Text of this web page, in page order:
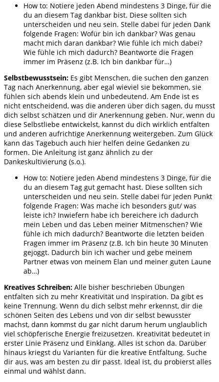
How to: Notiere jeden Abend mindestens 3 Dinge, für die
du an diesem Tag dankbar bist. Diese sollten sich
unterscheiden und neu sein. Stelle dabei für jeden Dank
folgende Fragen: Wofür bin ich dankbar? Was genau
macht mich daran dankbar? Wie fühle ich mich dabei?
Wie fühle ich mich dadurch? Beantworte die Fragen
immer im Präsenz (z.B. Ich bin dankbar für…)
Selbstbewusstsein: Es gibt Menschen, die suchen den ganzen
Tag nach Anerkennung, aber egal wieviel sie bekommen, sie
fühlen sich abends klein und unbedeutend. Am Ende ist es
nicht entscheidend, was die anderen über dich sagen, du musst
dich selbst schätzen und dir Anerkennung geben. Nur, wenn du
diese Selbstliebe entwickelst, kannst du dich wirklich entfalten
und anderen aufrichtige Anerkennung weitergeben. Zum Glück
kann das Tagebuch auch hier helfen deine Gedanken zu
formen. Die Anleitung ist ganz ähnlich zu der
Dankeskultivierung (s.o.).
How to: Notiere jeden Abend mindestens 3 Dinge, für die
du an diesem Tag gut gemacht hast. Diese sollten sich
unterscheiden und neu sein. Stelle dabei für jeden Punkt
folgende Fragen: Was mache ich besonders gut/ was
leiste ich? Inwiefern habe ich bereichere ich dadurch
mein Leben und das Leben meiner Mitmenschen? Wie
fühle ich mich dadurch? Beantworte die letzten beiden
Fragen immer im Präsenz (z.B. Ich bin heute 30 Minuten
gejoggt. Dadurch bin ich wacher und gebe meinem
Partner etwas von meinem Elan und meiner guten Laune
ab…)
Kreatives Schreiben: Alle bisher beschrieben Übungen
entfalten sich zu mehr Kreativität und Inspiration. Da gibt es
keine Trennung. Wenn du dich selbst mehr erkennst, dir die
schönen Seiten des Lebens und von dir selbst bewusster
machst, dann kommst du gar nicht darum herum unglaublich
viel schöpferische Energie freizusetzen. Kreativität bedeutet in
erster Linie Präsenz und Einklang. Alles ist schon da. Darüber
hinaus kriegst du Varianten für die kreative Entfaltung. Suche
dir aus, was am besten zu dir passt. Ideal ist, du probierst alles
einmal und wählst dann.